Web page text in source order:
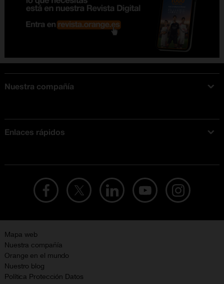
Nuestra compañía
Enlaces rápidos
Mapa web
Nuestra compañía
Orange en el mundo
Nuestro blog
Política Protección Datos